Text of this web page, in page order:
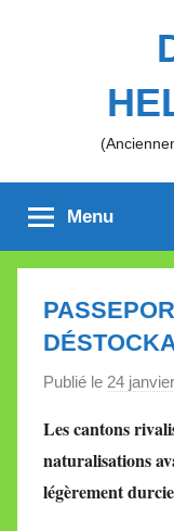
Menu
Publié le 24
Les cantons
naturalisations
légèrement